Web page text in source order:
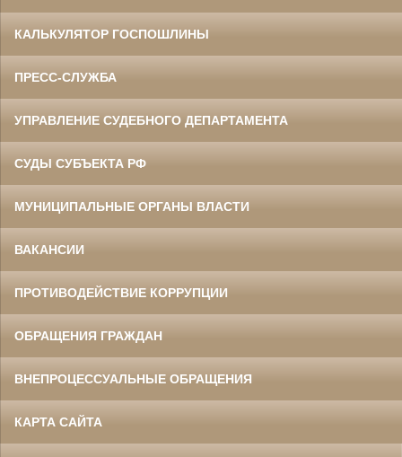
КАЛЬКУЛЯТОР ГОСПОШЛИНЫ
ПРЕСС-СЛУЖБА
УПРАВЛЕНИЕ СУДЕБНОГО ДЕПАРТАМЕНТА
СУДЫ СУБЪЕКТА РФ
МУНИЦИПАЛЬНЫЕ ОРГАНЫ ВЛАСТИ
ВАКАНСИИ
ПРОТИВОДЕЙСТВИЕ КОРРУПЦИИ
ОБРАЩЕНИЯ ГРАЖДАН
ВНЕПРОЦЕССУАЛЬНЫЕ ОБРАЩЕНИЯ
КАРТА САЙТА